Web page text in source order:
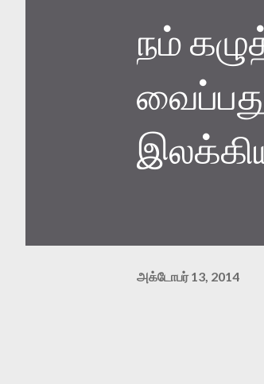
நம்
அக்டோபர் 13, 2014